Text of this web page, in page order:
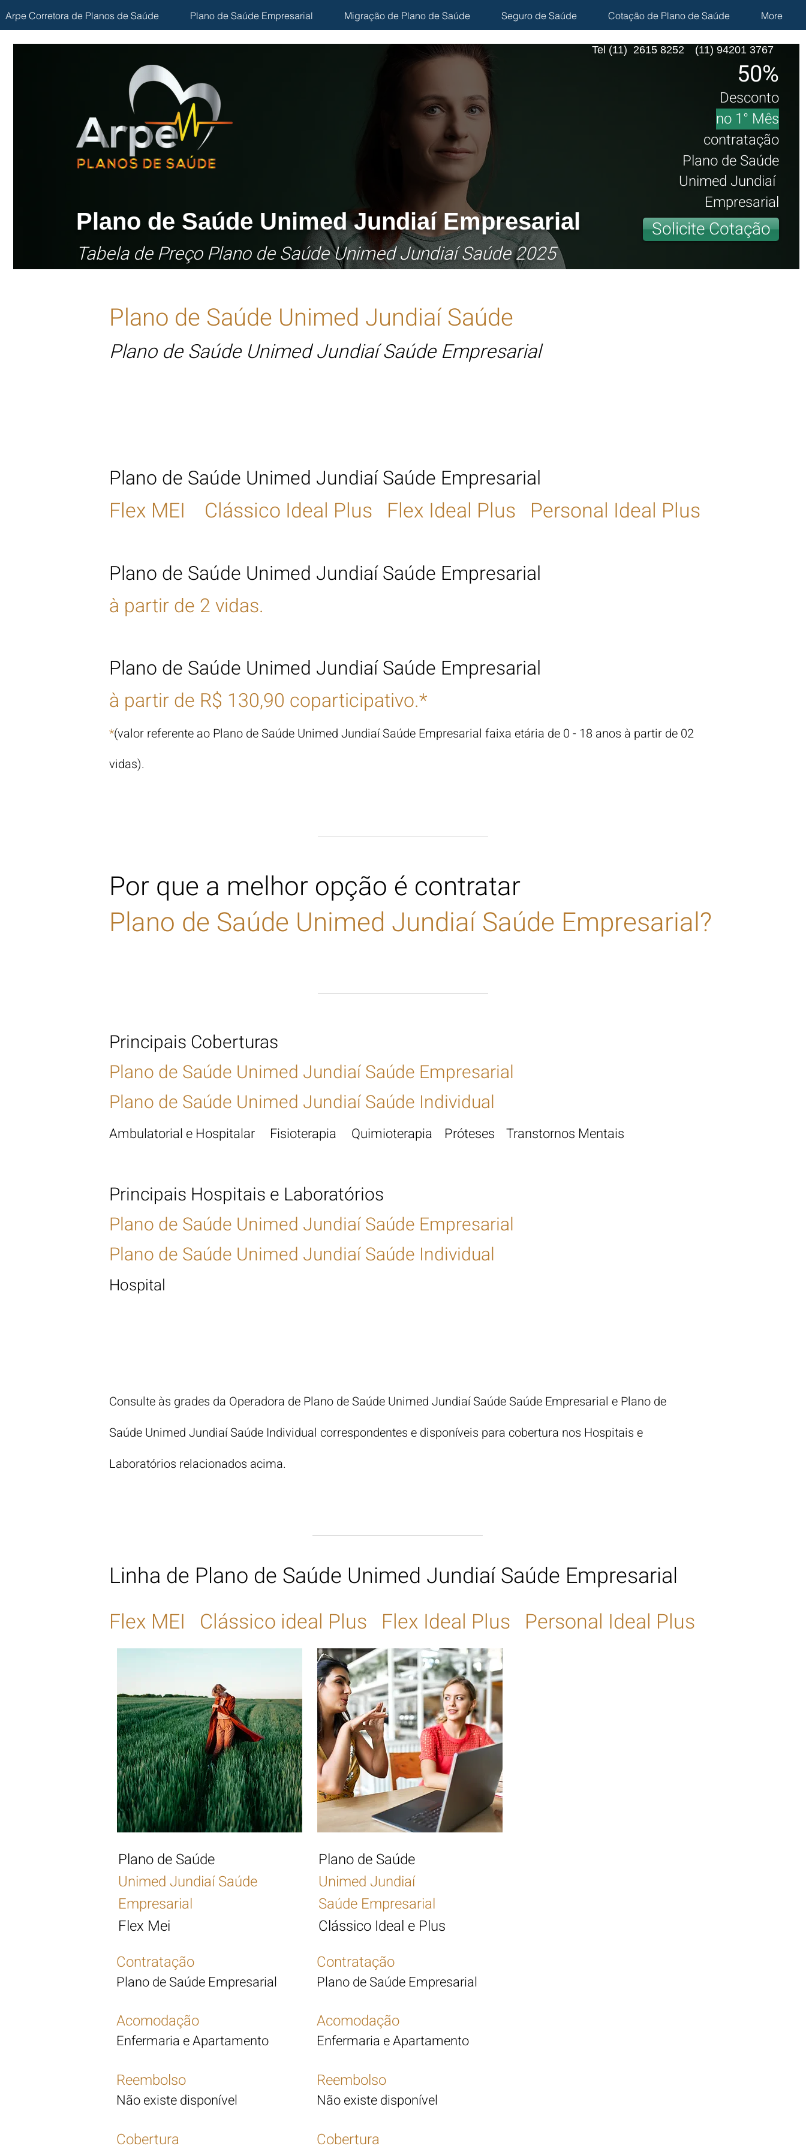
Arpe Corretora de Planos de Saúde Plano de Saúde Empresarial Migração de Plano de Saúde Seguro de Saúde Cotação de Plano de Saúde More
50%
Desconto
no 1° Mês
contratação
Plano de Saúde
Unimed Jundiaí
Empresarial
Solicite Cotação
Tel (11) 2615 8252
Plano de Saúde Unimed Jundiaí Empresarial
Tabela de Preço Plano de Saúde Unimed JundiaíSaúde 2025
(11) 94201 3767
Plano de Saúde Unimed JundiaíSaúde
Plano de Saúde Unimed Jundiaí Saúde Empresarial
Plano de Saúde Unimed Jundiaí Saúde Empresarial
Flex MEI Clássico Ideal Plus Flex Ideal Plus Personal Ideal Plus
Plano de Saúde Unimed Jundiaí Saúde Empresarial
à partir de 2vidas.
Plano de Saúde Unimed Jundiaí Saúde Empresarial
à partir de R$ 130,90 coparticipativo.*
*(valor referente ao Plano de Saúde Unimed Jundiaí Saúde Empresarial faixa etária de 0 - 18 anos à partir de 02
vidas).
Por que a melhor opção é contratar
Plano de Saúde Unimed Jundiaí Saúde Empresarial?
Principais Coberturas
Plano de Saúde Unimed Jundiaí Saúde Empresarial
Plano de Saúde Unimed Jundiaí Saúde Individual
Ambulatorial e Hospitalar Fisioterapia Quimioterapia Próteses Transtornos Mentais
Principais Hospitais e Laboratórios
Plano de Saúde Unimed Jundiaí Saúde Empresarial
Plano de Saúde Unimed Jundiaí Saúde Individual
Hospital
Consulte às grades da Operadora de Plano de Saúde Unimed Jundiaí Saúde Saúde Empresarial e Plano de
Saúde Unimed Jundiaí Saúde Individual correspondentes e disponíveis para cobertura nos Hospitais e
Laboratórios relacionados acima.
Linha de Plano de Saúde Unimed Jundiaí Saúde Empresarial
Flex MEI Clássico ideal Plus Flex Ideal Plus Personal Ideal Plus
Plano de Saúde
Unimed Jundiaí Saúde
Empresarial
Flex Mei
Contratação
Plano de Saúde Empresarial
Acomodação
Enfermaria e Apartamento
Reembolso
Não existe disponível
Cobertura
Plano de Saúde
Unimed Jundiaí
Saúde Empresarial
Clássico Ideal e Plus
Contratação
Plano de Saúde Empresarial
Acomodação
Enfermaria e Apartamento
Reembolso
Não existe disponível
Cobertura